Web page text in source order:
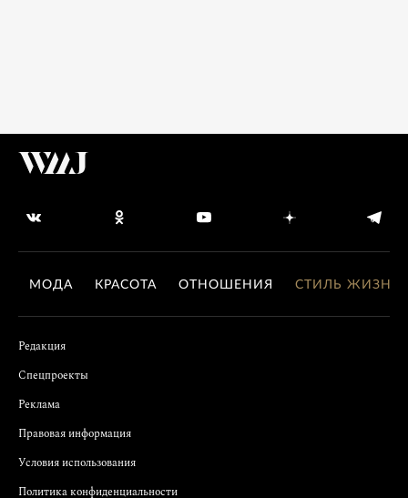
МОДА КРАСОТА ОТНОШЕНИЯ СТИЛЬ ЖИЗНИ
Редакция
Спецпроекты
Реклама
Правовая информация
Условия использования
Политика конфиденциальности